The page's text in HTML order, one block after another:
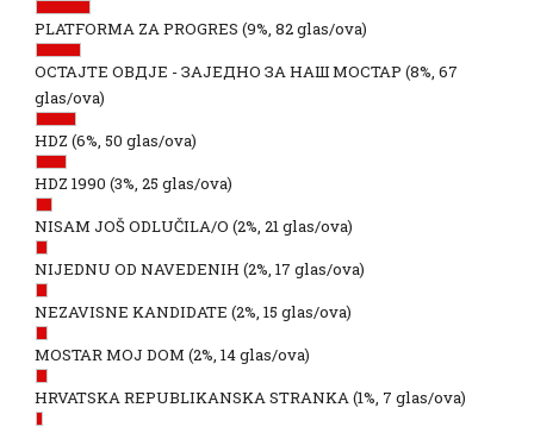
PLATFORMA ZA PROGRES (9%, 82 glas/ova)
ОСТАЈТЕ ОВДЈЕ - ЗАЈЕДНО ЗА НАШ МОСТАР (8%, 67
glas/ova)
HDZ (6%, 50 glas/ova)
HDZ 1990 (3%, 25 glas/ova)
NISAM JOŠ ODLUČILA/O (2%, 21 glas/ova)
NIJEDNU OD NAVEDENIH (2%, 17 glas/ova)
NEZAVISNE KANDIDATE (2%, 15 glas/ova)
MOSTAR MOJ DOM (2%, 14 glas/ova)
HRVATSKA REPUBLIKANSKA STRANKA(1%, 7 glas/ova)